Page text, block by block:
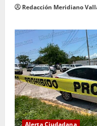
Redacción Meridiano